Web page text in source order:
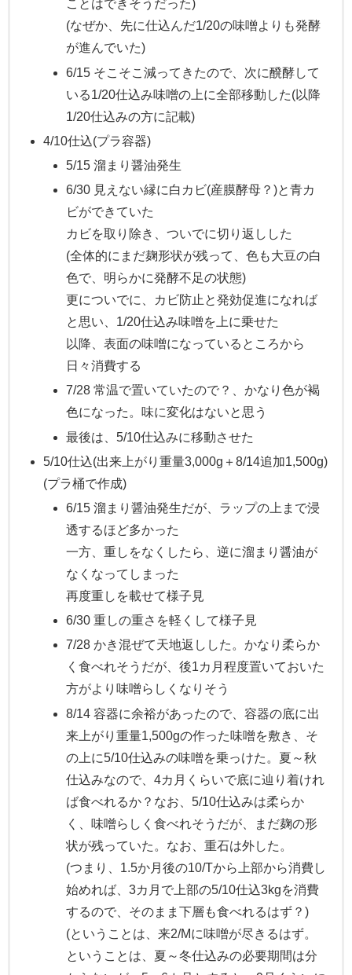
ことはできそうだった)
(なぜか、先に仕込んだ1/20の味噌よりも発酵
が進んでいた)
6/15 そこそこ減ってきたので、次に醗酵して
いる1/20仕込み味噌の上に全部移動した(以降
1/20仕込みの方に記載)
4/10仕込(プラ容器)
5/15 溜まり醤油発生
6/30 見えない縁に白カビ(産膜酵母？)と青カ
ビができていた
カビを取り除き、ついでに切り返しした
(全体的にまだ麹形状が残って、色も大豆の白
色で、明らかに発酵不足の状態)
更についでに、カビ防止と発効促進になれば
と思い、1/20仕込み味噌を上に乗せた
以降、表面の味噌になっているところから
日々消費する
7/28 常温で置いていたので？、かなり色が褐
色になった。味に変化はないと思う
最後は、5/10仕込みに移動させた
5/10仕込(出来上がり重量3,000g＋8/14追加1,500g)
(プラ桶で作成)
6/15 溜まり醤油発生だが、ラップの上まで浸
透するほど多かった
一方、重しをなくしたら、逆に溜まり醤油が
なくなってしまった
再度重しを載せて様子見
6/30 重しの重さを軽くして様子見
7/28 かき混ぜて天地返しした。かなり柔らか
く食べれそうだが、後1カ月程度置いておいた
方がより味噌らしくなりそう
8/14 容器に余裕があったので、容器の底に出
来上がり重量1,500gの作った味噌を敷き、そ
の上に5/10仕込みの味噌を乗っけた。夏～秋
仕込みなので、4カ月くらいで底に辿り着けれ
ば食べれるか？なお、5/10仕込みは柔らか
く、味噌らしく食べれそうだが、まだ麹の形
状が残っていた。なお、重石は外した。
(つまり、1.5か月後の10/Tから上部から消費し
始めれば、3カ月で上部の5/10仕込3kgを消費
するので、そのまま下層も食べれるはず？)
(ということは、来2/Mに味噌が尽きるはず。
ということは、夏～冬仕込みの必要期間は分